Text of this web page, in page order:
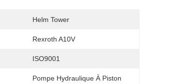
Helm Tower
Rexroth A10V
ISO9001
Pompe Hydraulique À Piston